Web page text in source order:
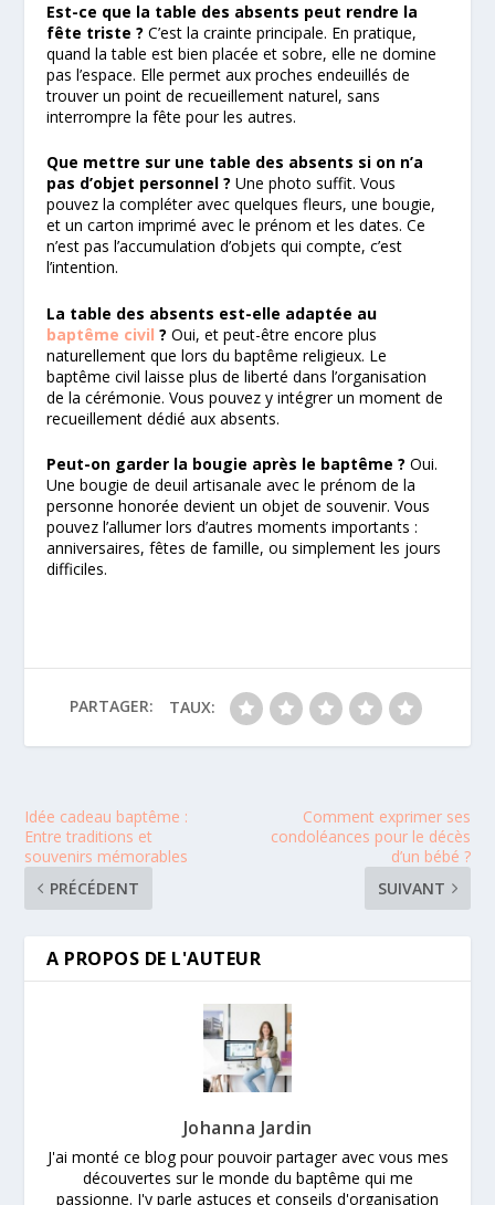
Est-ce que la table des absents peut rendre la
fête triste ? C’est la crainte principale. En pratique,
quand la table est bien placée et sobre, elle ne domine
pas l’espace. Elle permet aux proches endeuillés de
trouver un point de recueillement naturel, sans
interrompre la fête pour les autres.
Que mettre sur une table des absents si on n’a
pas d’objet personnel ? Une photo suffit. Vous
pouvez la compléter avec quelques fleurs, une bougie,
et un carton imprimé avec le prénom et les dates. Ce
n’est pas l’accumulation d’objets qui compte, c’est
l’intention.
La table des absents est-elle adaptée au
baptême civil ? Oui, et peut-être encore plus
naturellement que lors du baptême religieux. Le
baptême civil laisse plus de liberté dans l’organisation
de la cérémonie. Vous pouvez y intégrer un moment de
recueillement dédié aux absents.
Peut-on garder la bougie après le baptême ? Oui.
Une bougie de deuil artisanale avec le prénom de la
personne honorée devient un objet de souvenir. Vous
pouvez l’allumer lors d’autres moments importants :
anniversaires, fêtes de famille, ou simplement les jours
difficiles.
PARTAGER: TAUX:
Idée cadeau baptême :
Entre traditions et
souvenirs mémorables
PRÉCÉDENT
Comment exprimer ses
condoléances pour le décès
d’un bébé ?
SUIVANT
A PROPOS DE L'AUTEUR
Johanna Jardin
J'ai monté ce blog pour pouvoir partager avec vous mes
découvertes sur le monde du baptême qui me
passionne. J'y parle astuces et conseils d'organisation